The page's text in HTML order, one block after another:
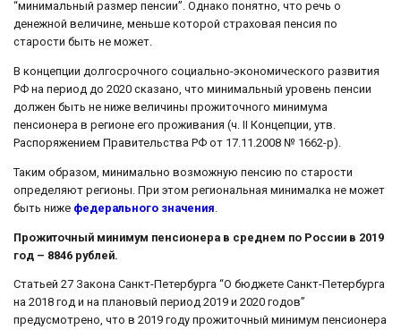
“минимальный размер пенсии”. Однако понятно, что речь о
денежной величине, меньше которой страховая пенсия по
старости быть не может.
В концепции долгосрочного социально-экономического развития
РФ на период до 2020 сказано, что минимальный уровень пенсии
должен быть не ниже величины прожиточного минимума
пенсионера в регионе его проживания (ч. II Концепции, утв.
Распоряжением Правительства РФ от 17.11.2008 № 1662-р).
Таким образом, минимально возможную пенсию по старости
определяют регионы. При этом региональная минималка не может
быть ниже федерального значения
Прожиточный минимум пенсионера в среднем по России в 2019
год – 8846 рублей.
Статьей 27 Закона Санкт-Петербурга “О бюджете Санкт-Петербурга
на 2018 год и на плановый период 2019 и 2020 годов”
предусмотрено, что в 2019 году прожиточный минимум пенсионера